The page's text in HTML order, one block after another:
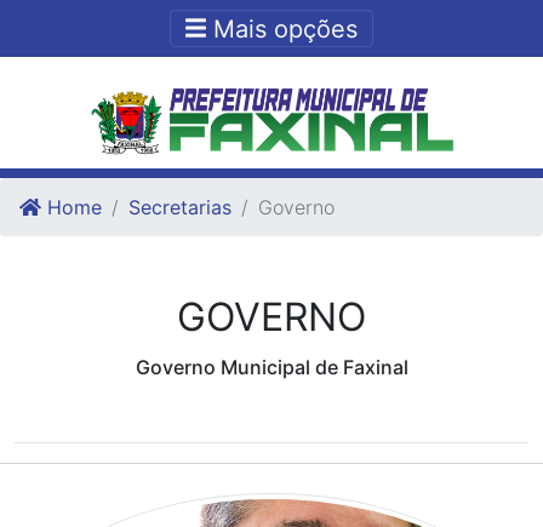
Ir para o fim do conteudo
Mais opções
Home Secretarias Governo
GOVERNO
Governo Municipal de Faxinal